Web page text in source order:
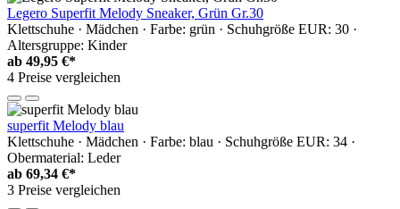
Legero Superfit Melody Sneaker, Grün Gr.30
Klettschuhe · Mädchen · Farbe: grün · Schuhgröße EUR: 30 ·
Altersgruppe: Kinder
ab 49,95 €*
4 Preise vergleichen
superfit Melody blau
Klettschuhe · Mädchen · Farbe: blau · Schuhgröße EUR: 34 ·
Obermaterial: Leder
ab 69,34 €*
3 Preise vergleichen